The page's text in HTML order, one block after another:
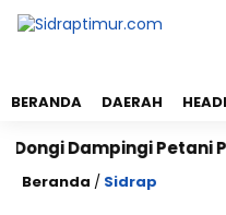
BERANDA DAERAH
Dampingi Petani
Beranda / Sidrap